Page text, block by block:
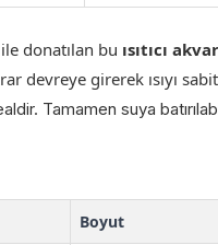
donatılan bu ısıtıcı
devreye girerek ısıyı
Tamamen suya
Boyut